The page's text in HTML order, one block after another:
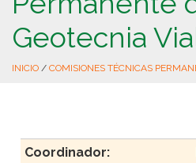
Geotecnia
INICIO / COMISIONES TÉCNICAS
Coordinador: